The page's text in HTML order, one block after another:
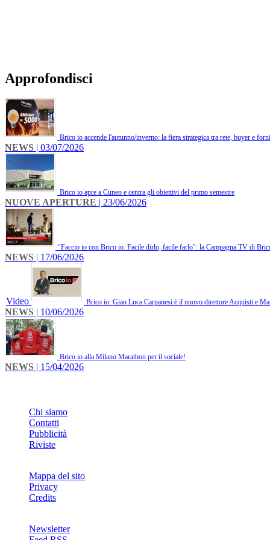
Approfondisci
Brico io accende l'autunno/inverno: la fiera strategica tra rete, buyer e
NEWS | 03/07/2026
Brico io apre a Cuneo e centra gli obiettivi del primo semestre
NUOVE APERTURE | 23/06/2026
"Faccio io con Brico io. Facile dirlo, facile farlo": la Campagna TV di
NEWS | 17/06/2026
Video Brico io: Gian Luca Carpanesi è il nuovo direttore Acquisti e
NEWS | 10/06/2026
Brico io alla Milano Marathon per il sociale!
NEWS | 15/04/2026
Chi siamo
Contatti
Pubblicità
Riviste
Mappa del sito
Privacy
Credits
Newsletter